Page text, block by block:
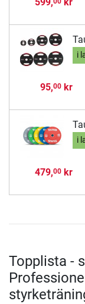
i
95,00kr
i
479,00kr
Topplista -